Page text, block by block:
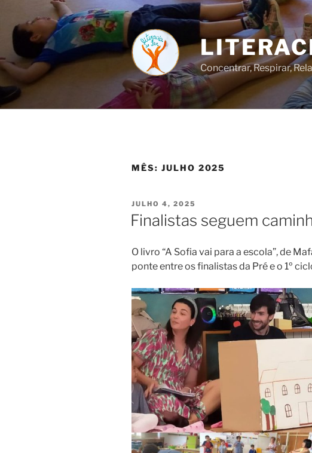
conteúdo
Concentrar, Respirar,
MÊS: JULHO 2025
PUBLICADO
EM
JULHO 4, 2025
Finalistas seguem
O livro “A Sofia vai para a escola”, de
ponte entre os finalistas da Pré e o 1º